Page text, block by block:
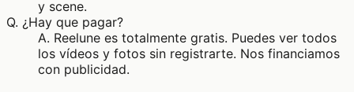
y scene.
Q. ¿Hay que pagar?
A. Reelune es totalmente gratis. Puedes ver todos
los vídeos y fotos sin registrarte. Nos financiamos
con publicidad.